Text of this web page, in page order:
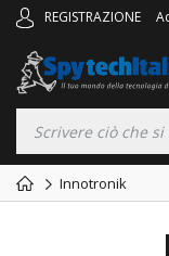
REGISTRAZIONE
Innotronik